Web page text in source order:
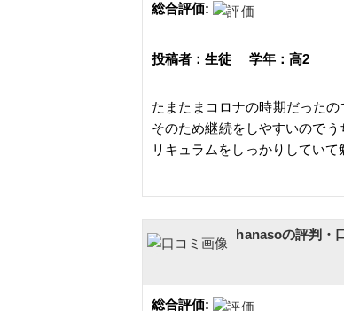
総合評価:
投稿者：生徒 学年：高2
たまたまコロナの時期だった
そのため継続をしやすいので
リキュラムをしっかりしていて
hanasoの評判・
総合評価: